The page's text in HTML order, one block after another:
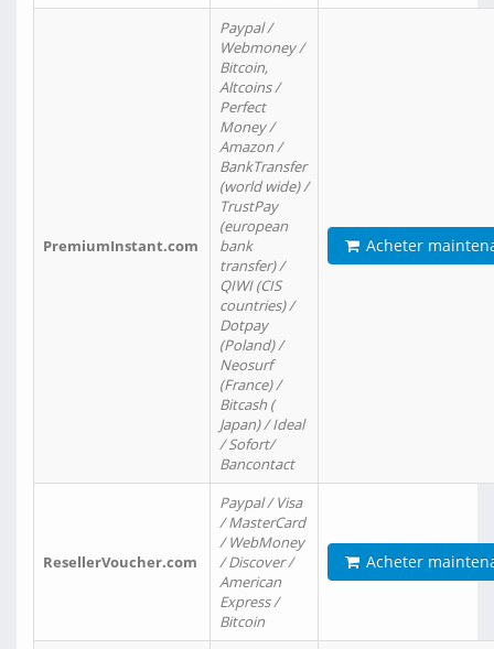
PremiumInstant.com
Paypal /
Webmoney /
Bitcoin,
Altcoins /
Perfect
Money /
Amazon /
BankTransfer
(world wide) /
TrustPay
(european
bank
transfer) /
QIWI (CIS
countries) /
Dotpay
(Poland) /
Neosurf
(France) /
Bitcash (
Japan) / Ideal
/ Sofort/
Bancontact
Acheter
ResellerVoucher.com
Paypal / Visa
/ MasterCard
/ WebMoney
/ Discover /
American
Express /
Bitcoin
Acheter